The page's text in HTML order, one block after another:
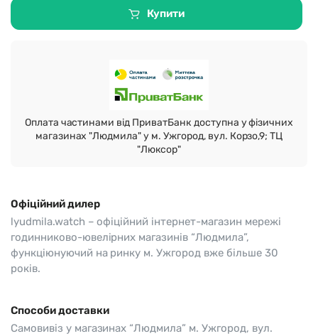
Купити
Оплата частинами від ПриватБанк доступна у фізичних
магазинах "Людмила" у м. Ужгород, вул. Корзо,9; ТЦ
"Люксор"
Офіційний дилер
lyudmila.watch – офіційний інтернет-магазин мережі
годинниково-ювелірних магазинів “Людмила”,
функціюнуючий на ринку м. Ужгород вже більше 30
років.
Способи доставки
Самовивіз у магазинах “Людмила” м. Ужгород, вул.